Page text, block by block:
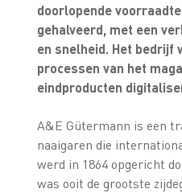
doorlopende
gehalveerd, met een
en snelheid. Het bedrijf
processen van het
eindproducten
A&E Gütermann is een
naaigaren die
werd in 1864 opgericht
was ooit de grootste